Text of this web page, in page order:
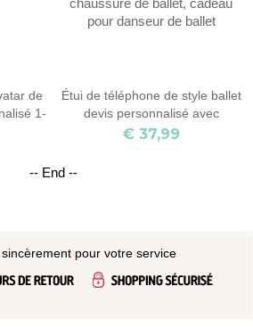
de
1-
Étui de téléphone de style ballet
devis personnalisé avec
Popsockets, étui de téléphone
€ 37,99
-- End --
pour votre service